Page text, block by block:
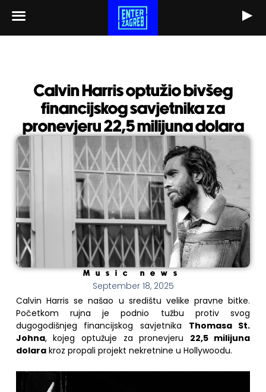
content
Calvin Harris optužio bivšeg
financijskog savjetnika za
pronevjeru 22,5 milijuna dolara
Music news
September 18, 2025
Calvin Harris se našao u središtu velike pravne bitke.
Početkom rujna je podnio tužbu protiv svog
dugogodišnjeg financijskog savjetnika Thomasa St.
Johna, kojeg optužuje za pronevjeru 22,5 milijuna
dolarakroz propali projekt nekretnine u Hollywoodu.